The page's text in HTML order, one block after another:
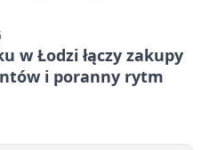
w Łodzi łączy zakupy
i poranny rytm